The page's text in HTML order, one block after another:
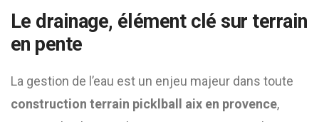
Le drainage, élément clé sur terrain
en pente
La gestion de l’eau est un enjeu majeur dans toute
construction terrain picklball aix en provence,